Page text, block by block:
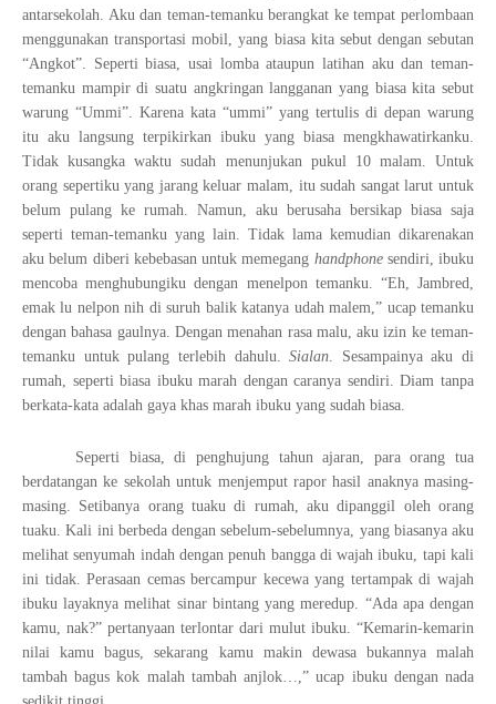
antarsekolah. Aku dan teman-temanku berangkat ke tempat perlombaan
menggunakan transportasi mobil, yang biasa kita sebut dengan sebutan
“Angkot”. Seperti biasa, usai lomba ataupun latihan aku dan teman-
temanku mampir di suatu angkringan langganan yang biasa kita sebut
warung “Ummi”. Karena kata “ummi” yang tertulis di depan warung
itu aku langsung terpikirkan ibuku yang biasa mengkhawatirkanku.
Tidak kusangka waktu sudah menunjukan pukul 10 malam. Untuk
orang sepertiku yang jarang keluar malam, itu sudah sangat larut untuk
belum pulang ke rumah. Namun, aku berusaha bersikap biasa saja
seperti teman-temanku yang lain. Tidak lama kemudian dikarenakan
aku belum diberi kebebasan untuk memegang handphonesendiri, ibuku
mencoba menghubungiku dengan menelpon temanku. “Eh, Jambred,
emak lu nelpon nih di suruh balik katanya udah malem,” ucap temanku
dengan bahasa gaulnya. Dengan menahan rasa malu, aku izin ke teman-
temanku untuk pulang terlebih dahulu.Sialan . Sesampainya aku di
rumah, seperti biasa ibuku marah dengan caranya sendiri. Diam tanpa
berkata-kata adalah gaya khas marah ibuku yang sudah biasa.
Seperti biasa, di penghujung tahun ajaran, para orang tua
berdatangan ke sekolah untuk menjemput rapor hasil anaknya masing-
masing. Setibanya orang tuaku di rumah, aku dipanggil oleh orang
tuaku. Kali ini berbeda dengan sebelum-sebelumnya, yang biasanya aku
melihat senyumah indah dengan penuh bangga di wajah ibuku, tapi kali
ini tidak. Perasaan cemas bercampur kecewa yang tertampak di wajah
ibuku layaknya melihat sinar bintang yang meredup. “Ada apa dengan
kamu, nak?” pertanyaan terlontar dari mulut ibuku. “Kemarin-kemarin
nilai kamu bagus, sekarang kamu makin dewasa bukannya malah
tambah bagus kok malah tambah anjlok…,” ucap ibuku dengan nada
sedikit tinggi.